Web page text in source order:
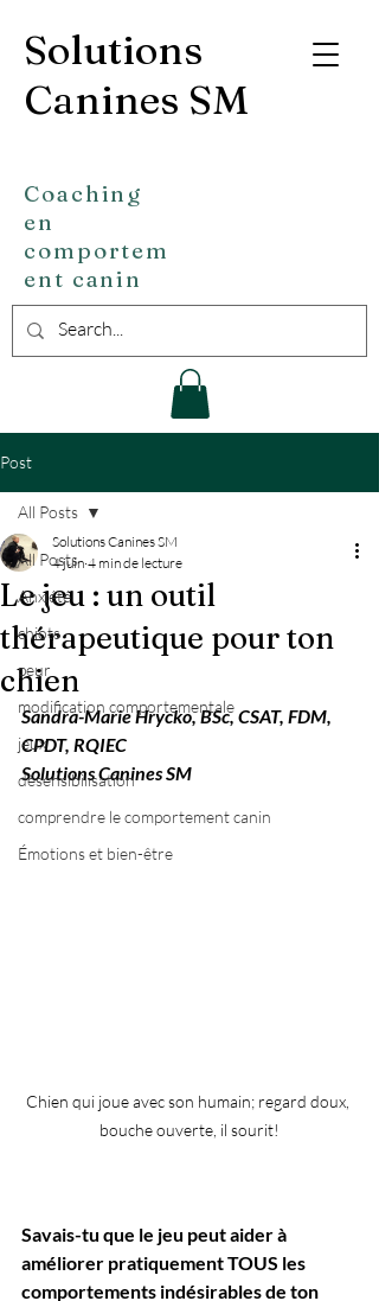
Solutions
Canines SM
Coaching
en
comportem
ent canin
Post
All Posts
Anxiété
chiots
peur
modification comportementale
jeux
désensibilisation
comprendre le comportement canin
Émotions et bien-être
All Posts
Le jeu : un outil
thérapeutique pour ton
chien
Solutions Canines SM
4 juin 4 min de lecture
Sandra-Marie Hrycko, BSc, CSAT, FDM,
CPDT, RQIEC
Solutions Canines SM
Chien qui joue avec son humain; regard doux,
bouche ouverte, il sourit!
Savais-tu que le jeu peut aider à
améliorer pratiquement TOUS les
comportements indésirables de ton